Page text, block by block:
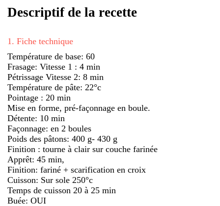
Descriptif de la recette
1 . Fiche technique
Température de base: 60
Frasage: Vitesse 1 : 4 min
Pétrissage Vitesse 2: 8 min
Température de pâte: 22°c
Pointage : 20 min
Mise en forme, pré-façonnage en boule.
Détente: 10 min
Façonnage: en 2 boules
Poids des pâtons: 400 g- 430 g
Finition : tourne à clair sur couche farinée
Apprêt: 45 min,
Finition: fariné + scarification en croix
Cuisson: Sur sole 250°c
Temps de cuisson 20 à 25 min
Buée: OUI